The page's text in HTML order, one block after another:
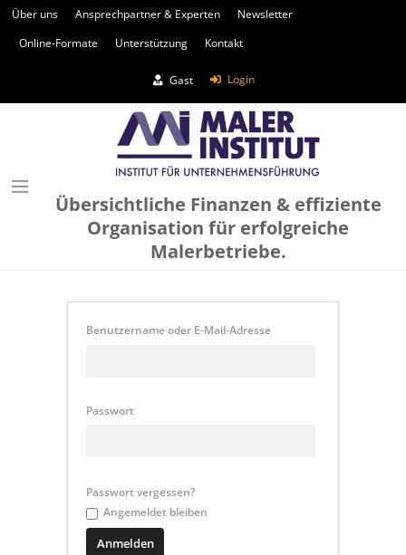
Über uns Ansprechpartner & Experten
Newsletter
Online-Formate
Unterstützung Kontakt
Gast Login
Übersichtliche Finanzen & effiziente
Organisation für erfolgreiche
Malerbetriebe.
Benutzername oder E-Mail-Adresse
Passwort
Passwort vergessen?
Angemeldet bleiben